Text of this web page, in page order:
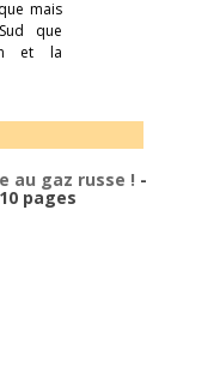
mais
que
et la
au gaz russe ! -
pages